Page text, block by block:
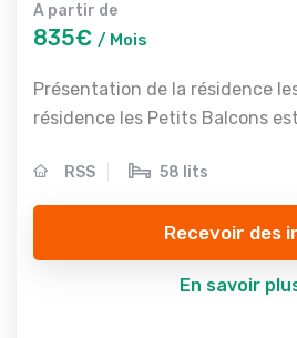
A partir de
835€ / Mois
Présentation de la résidence
résidence les Petits Balcons
RSS 58 lits
Recevoir des
En savoir